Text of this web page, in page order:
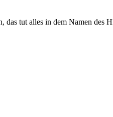
tut alles in dem Namen des